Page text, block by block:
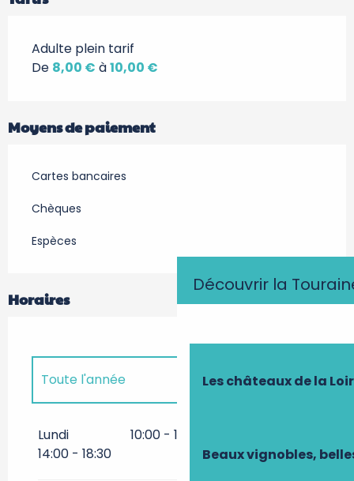
Découvrir la
Les châteaux de la
Beaux vignobles,
Adulte plein tarif
De 8,00 € à10,00 €
Moyens de paiement
Cartes bancaires
Chèques
Espèces
Horaires
Toute l'année
Toute l'année 2027
Lundi 10:00 - 12:00
14:00 - 18:30